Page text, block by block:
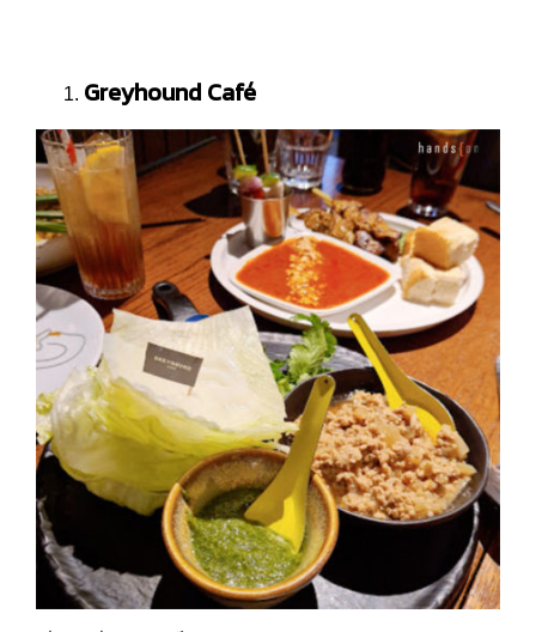
Greyhound Café